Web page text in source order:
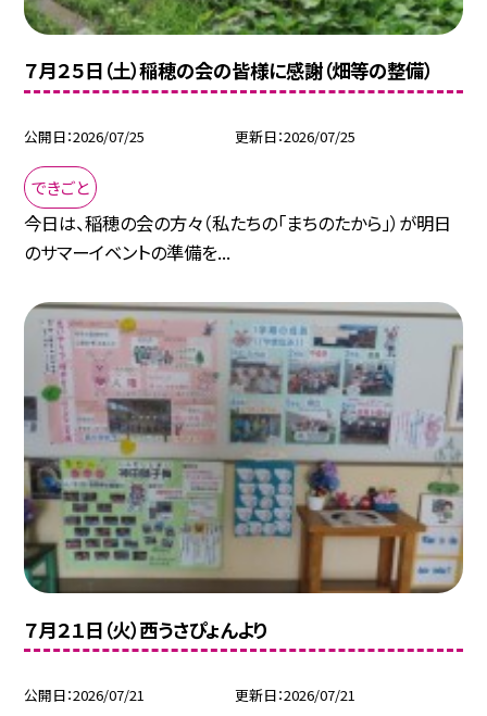
７月２５日（土）稲穂の会の皆様に感謝（畑等の整備）
公開日 2026/07/25 更新日 2026/07/25
できごと
今日は、稲穂の会の方々（私たちの「まちのたから」）が明日
のサマーイベントの準備を...
７月２１日（火）西うさぴょんより
公開日 2026/07/21 更新日 2026/07/21